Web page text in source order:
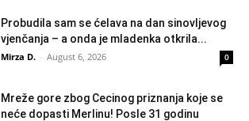
Probudila sam se ćelava na dan sinovljevog
vjenčanja – a onda je mladenka otkrila...
Mirza D. - August 6, 2026 0
Mreže gore zbog Cecinog priznanja koje se
neće dopasti Merlinu! Posle 31 godinu